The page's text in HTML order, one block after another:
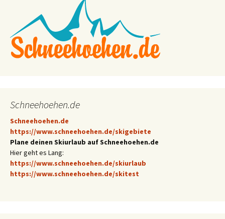
Schneehoehen.de
Schneehoehen.de
https://www.schneehoehen.de/skigebiete
Plane deinen Skiurlaub auf Schneehoehen.de
Hier geht es Lang:
https://www.schneehoehen.de/skiurlaub
https://www.schneehoehen.de/skitest